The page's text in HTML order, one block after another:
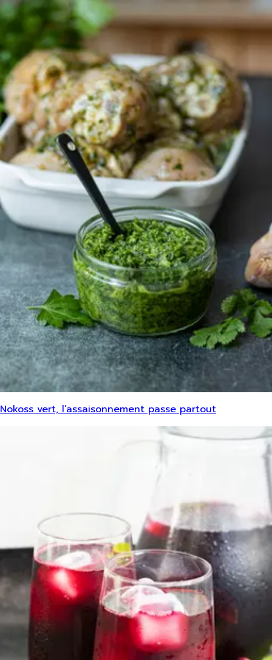
Nokoss vert, l’assaisonnement passe partout